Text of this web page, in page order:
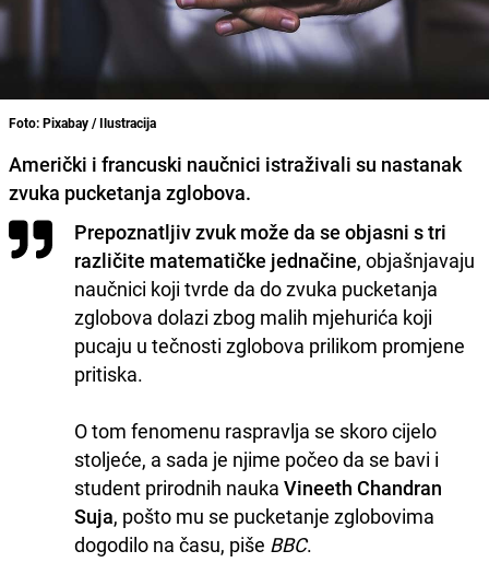
Foto: Pixabay / Ilustracija
Američki i francuski naučnici istraživali su nastanak
zvuka pucketanja zglobova.
Prepoznatljiv zvuk može da se objasni s tri
različite matematičke jednačine, objašnjavaju
naučnici koji tvrde da do zvuka pucketanja
zglobova dolazi zbog malih mjehurića koji
pucaju u tečnosti zglobova prilikom promjene
pritiska.
O tom fenomenu raspravlja se skoro cijelo
stoljeće, a sada je njime počeo da se bavi i
student prirodnih nauka Vineeth Chandran
Suja, pošto mu se pucketanje zglobovima
dogodilo na času, piše BBC.